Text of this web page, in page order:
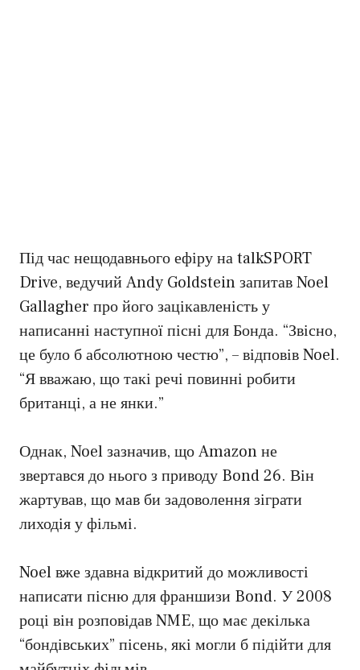
Під час нещодавнього ефіру на talkSPORT
Drive, ведучий Andy Goldstein запитав Noel
Gallagher про його зацікавленість у
написанні наступної пісні для Бонда. “Звісно,
це було б абсолютною честю”, – відповів Noel.
“Я вважаю, що такі речі повинні робити
британці, а не янки.”
Однак, Noel зазначив, що Amazon не
звертався до нього з приводу Bond 26. Він
жартував, що мав би задоволення зіграти
лиходія у фільмі.
Noel вже здавна відкритий до можливості
написати пісню для франшизи Bond. У 2008
році він розповідав NME, що має декілька
“бондівських” пісень, які могли б підійти для